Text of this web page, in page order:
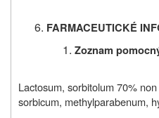
FARMACEUTICKÉ
Zoznam
Lactosum, sorbitolum 70%
sorbicum, methylparabenum,